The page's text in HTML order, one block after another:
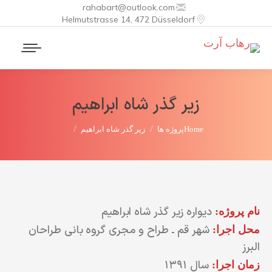
rahabart@outlook.com
Helmutstrasse 14, 472 Düsseldorf
و دیوار داخلی
زیر گذر شاه ابراهیم
You are here:
Homeپروژه ها زیر گذر شاه ابراهیم
نام پروژه: دیواره زیر گذر شاه ابراهیم
محل اجرا: شهر قم ـ طراح و مجری گروه بانی طراحان
البرز
زمان اجرا: سال ۱۳۹۱